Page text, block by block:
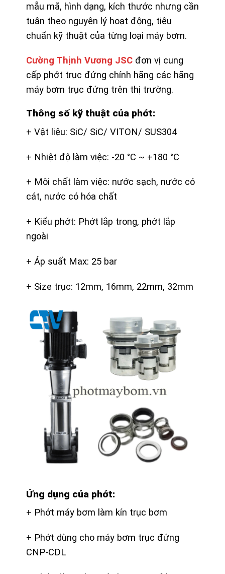
mẫu mã, hình dạng, kích thước nhưng cần
tuân theo nguyên lý hoạt động, tiêu
chuẩn kỹ thuật của từng loại máy bơm.
Cường Thịnh Vương JSCđơn vị cung
cấp phớt trục đứng chính hãng các hãng
máy bơm trục đứng trên thị trường.
Thông số kỹ thuật của phớt:
+ Vật liệu: SiC/ SiC/ VITON/ SUS304
+ Nhiệt độ làm việc: -20 °C ~ +180 °C
+ Môi chất làm việc: nước sạch, nước có
cát, nước có hóa chất
+ Kiểu phớt: Phớt lắp trong, phớt lắp
ngoài
+ Áp suất Max: 25 bar
+ Size trục: 12mm, 16mm, 22mm, 32mm
Ứng dụng của phớt:
+ Phớt máy bơm làm kín trục bơm
+ Phớt dùng cho máy bơm trục đứng
CNP-CDL